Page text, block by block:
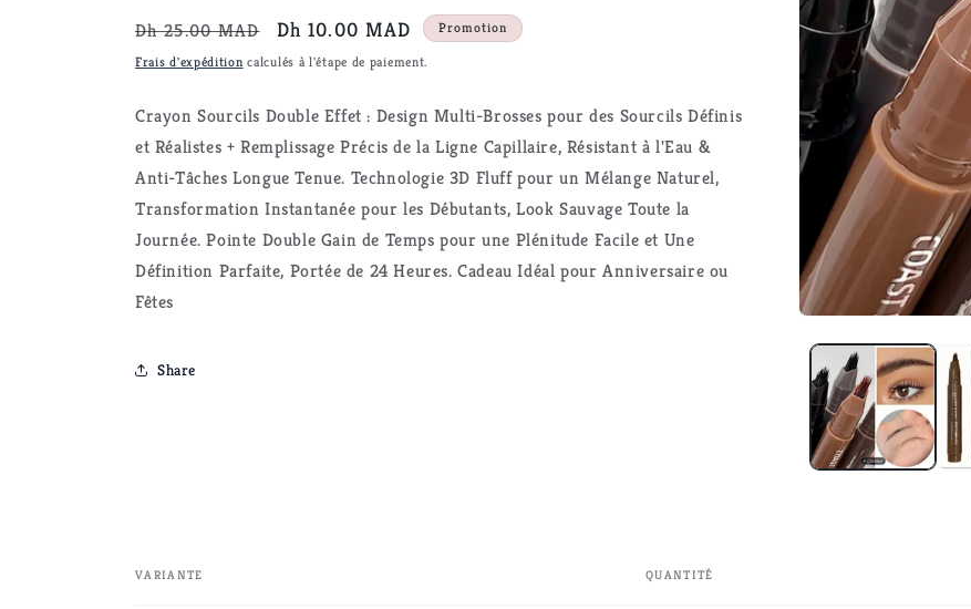
média
dans
une
fenêtre
modale
Prix
habituel
Dh 25.00 MAD
Prix
promotionnel
Dh 10.00 MAD Promotion
Frais d'expédition calculés à l'étape de paiement.
Crayon Sourcils Double Effet : Design Multi-Brosses pour des Sourcils Définis
et Réalistes + Remplissage Précis de la Ligne Capillaire, Résistant à l'Eau &
Anti-Tâches Longue Tenue. Technologie 3D Fluff pour un Mélange Naturel,
Transformation Instantanée pour les Débutants, Look Sauvage Toute la
Journée. Pointe Double Gain de Temps pour une Plénitude Facile et Une
Définition Parfaite, Portée de 24 Heures. Cadeau Idéal pour Anniversaire ou
Fêtes
Share
VARIANTE QUANTITÉ